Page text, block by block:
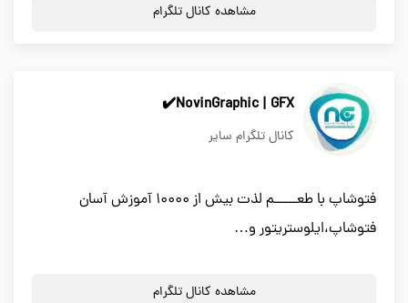
مشاهده کانال تلگرام
NovinGraphic | GFX✔️
کانال تلگرام سایر
فتوشاپ با طعـــــم لذت بیش از ۱۰۰۰۰ آموزش آسان
فتوشاپ،ایلوستریتور و…
مشاهده کانال تلگرام